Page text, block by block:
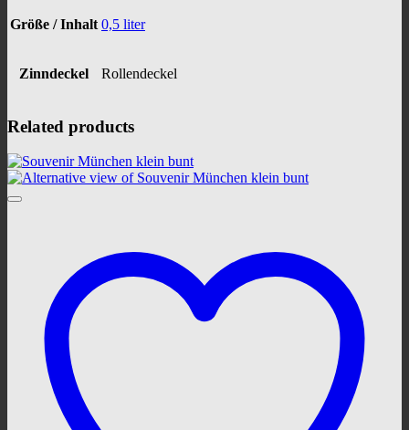
Größe / Inhalt 0,5 liter
Zinndeckel Rollendeckel
Related products